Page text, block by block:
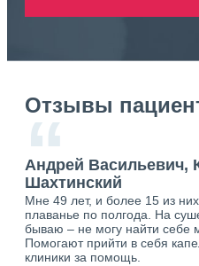
Отзывы
“
Андрей Васильевич,
Шахтинский
Мне 49 лет, и более 15 из
плаванье по полгода. На
бываю – не могу найти себе
Помогают прийти в себя
клиники за помощь.